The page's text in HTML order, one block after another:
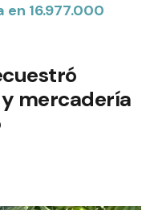
16.977.000
mercadería